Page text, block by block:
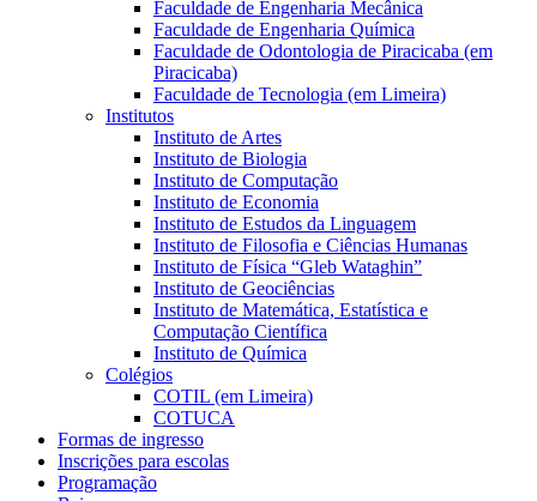
Faculdade de Engenharia Mecânica
Faculdade de Engenharia Química
Faculdade de Odontologia de Piracicaba (em
Piracicaba)
Faculdade de Tecnologia (em Limeira)
Institutos
Instituto de Artes
Instituto de Biologia
Instituto de Computação
Instituto de Economia
Instituto de Estudos da Linguagem
Instituto de Filosofia e Ciências Humanas
Instituto de Física “Gleb Wataghin”
Instituto de Geociências
Instituto de Matemática, Estatística e
Computação Científica
Instituto de Química
Colégios
COTIL (em Limeira)
COTUCA
Formas de ingresso
Inscrições para escolas
Programação